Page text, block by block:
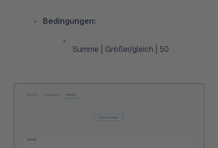
Bedingungen:
Summe | Größer/gleich | 50